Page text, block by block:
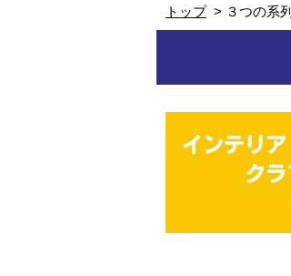
トップ ３つの系列